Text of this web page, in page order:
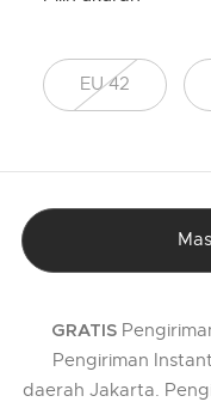
EU 42
GRATIS
Pengiriman
daerah Jakarta.